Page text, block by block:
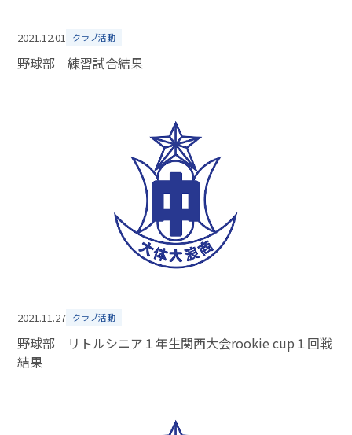
2021.12.01 クラブ活動
野球部 練習試合結果
2021.11.27 クラブ活動
野球部 リトルシニア１年生関西大会rookie cup１回戦
結果